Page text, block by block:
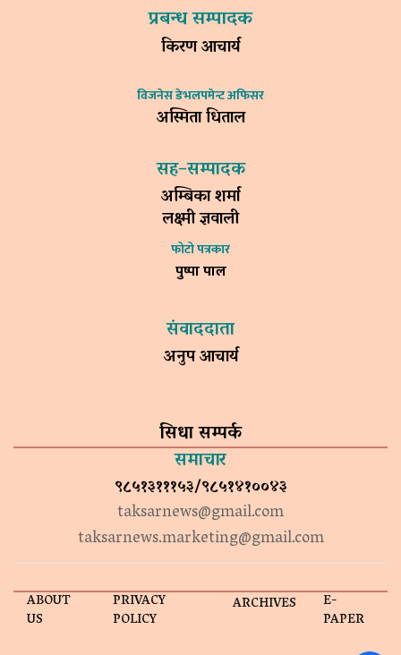
प्रबन्ध सम्पादक
किरण आचार्य
विजनेस डेभलपमेन्ट अफिसर
अस्मिता धिताल
सह–सम्पादक
अम्बिका शर्मा
लक्ष्मी ज्ञवाली
फोटो पत्रकार
पुष्पा पाल
संवाददाता
अनुप आचार्य
सिधा सम्पर्क
समाचार
९८५१३१११५३/९८५१४१००४३
taksarnews@gmail.com
taksarnews.marketing@gmail.com
ABOUT
US
PRIVACY
POLICY
ARCHIVES E-
PAPER